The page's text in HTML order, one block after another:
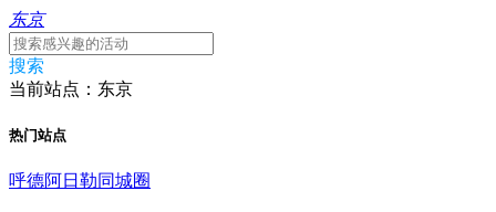
东京
搜索
当前站点：东京
热门站点
呼德阿日勒同城圈